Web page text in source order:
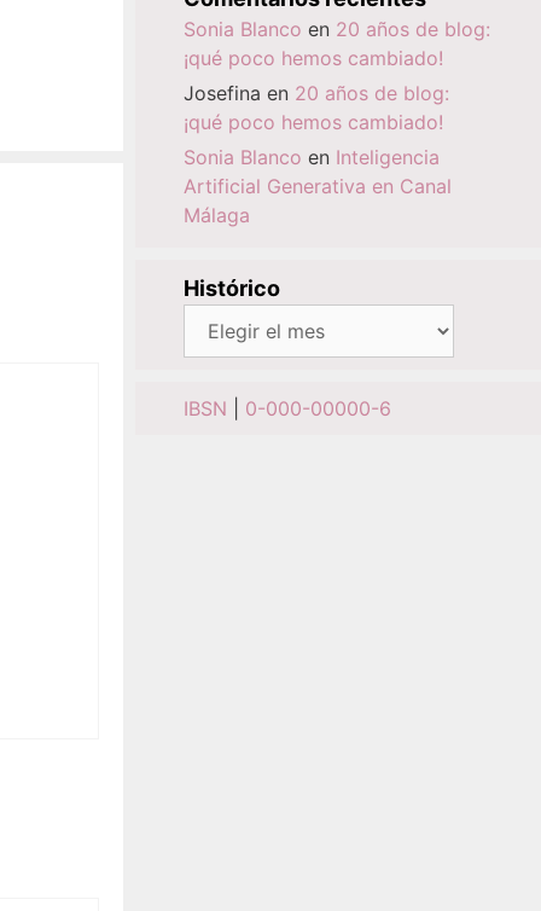
Sonia Blanco en 20 años de blog:
¡qué poco hemos cambiado!
Josefina en 20 años de blog:
¡qué poco hemos cambiado!
Sonia Blanco en Inteligencia
Artificial Generativa en Canal
Málaga
Histórico
Histórico
IBSN 0-000-00000-6